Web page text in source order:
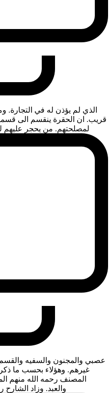
الذي لم يؤذن له في التجارة.
قريب. ان الحقرة ينقسم الى
لمصلحتهم. من يحجر عليهم
عصبي والمجنون والسفيه
غيرهم. وهؤلاء بحسب ما ذكر
المصنف رحمه الله منهم
والعبد. وزاد الشارح